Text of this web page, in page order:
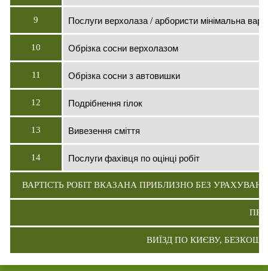
9 Послуги верхолаза / арбористи мінімальна
10 Обрізка сосни верхолазом
11 Обрізка сосни з автовишки
12 Подрібнення гілок
13 Вивезення сміття
14 Послуги фахівця по оцінці робіт
ВАРТІСТЬ РОБІТ ВКАЗАНА ПРИБЛИЗНО БЕЗ
ВИЇЗД ПО КИЄВУ,